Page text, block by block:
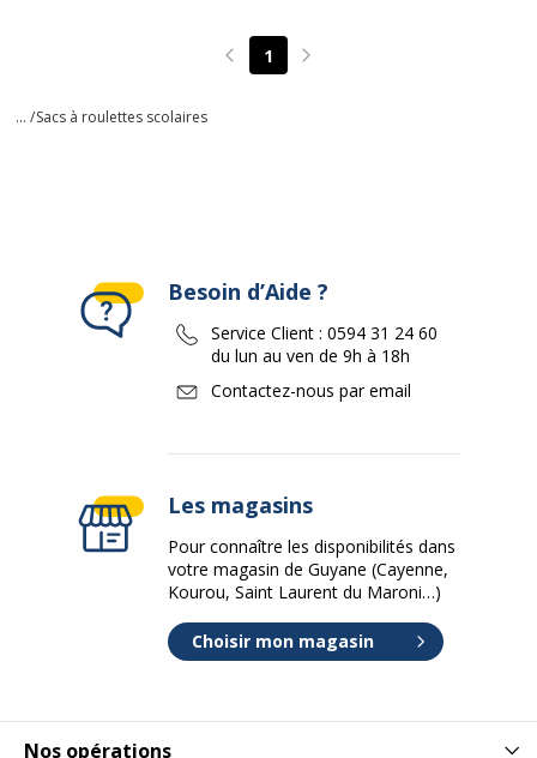
Page précédente
1 Page suivante
... /Sacs à roulettes scolaires
Nos opérations
Besoin d’Aide ?
Service Client : 0594 31 24 60
du lun au ven de 9h à 18h
Contactez-nous par email
Les magasins
Pour connaître les disponibilités dans
votre magasin de Guyane (Cayenne,
Kourou, Saint Laurent du Maroni…)
Choisir mon magasin